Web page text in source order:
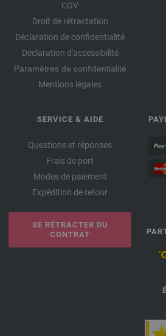
CGV
Droit de rétractation
Déclaration de confidentialité
Déclaration d'accessibilité
Paramètres de confidentialité
Mentions légales
SERVICE & AIDE
Questions et réponses
Frais de port
Modes de paiement
Expédition de retour
SE RÉTRACTER DU
CONTRAT